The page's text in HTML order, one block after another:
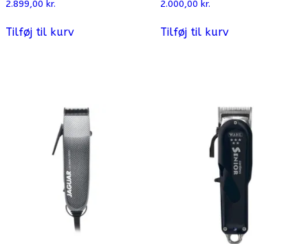
2.899,00 kr.
Tilføj til kurv
2.000,00 kr.
Tilføj til kurv